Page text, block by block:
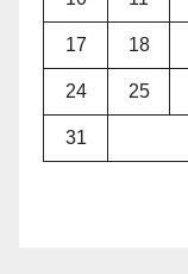
17 18
24 25
31